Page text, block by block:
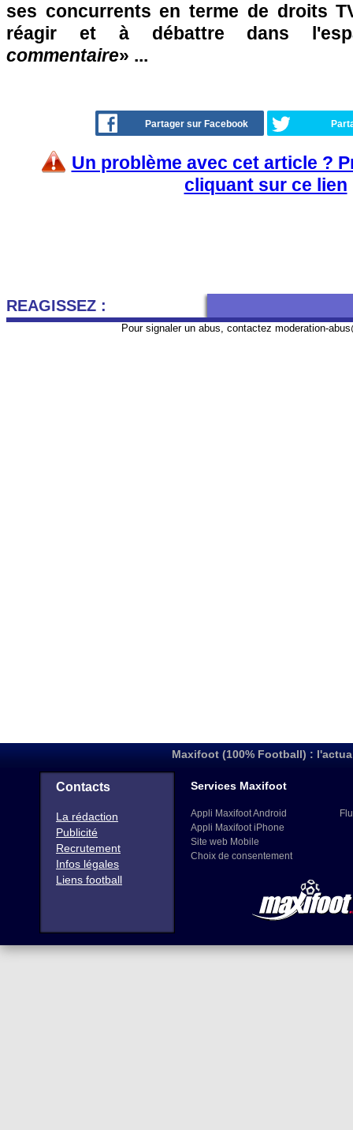
ses concurrents en terme de droits
réagir et à débattre dans
commentaire» ...
Partager sur Facebook
Un problème avec cet article ?
cliquant sur ce lien
REAGISSEZ :
Pour signaler un abus, contactez moderation-
Maxifoot (100% Football) :
Contacts
La rédaction
Publicité
Recrutement
Infos légales
Liens football
Services Maxifoot
Appli Maxifoot Android
Appli Maxifoot iPhone
Site web Mobile
Choix de consentement